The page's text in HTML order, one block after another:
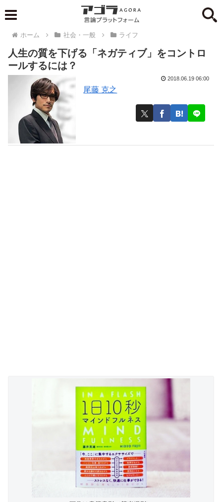
ホーム 社会・一般 ライフ
人生の質を下げる「ネガティブ」をコントロ
ールするには？
尾藤 克之
2018.06.19 06:00